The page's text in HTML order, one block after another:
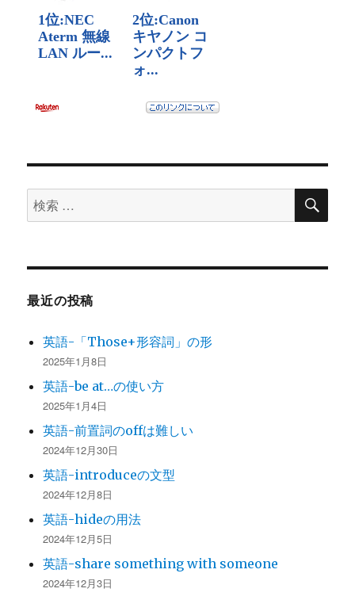
検
索
象:
検
最近の投稿
英語-「Those+形容詞」の形
2025年1月8日
英語-be at…の使い方
2025年1月4日
英語-前置詞のoffは難しい
2024年12月30日
英語-introduceの文型
2024年12月8日
英語-hideの用法
2024年12月5日
英語-share something with someone
2024年12月3日